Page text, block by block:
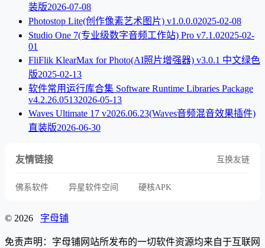
装版2026-07-08
Photostop Lite(创作像素艺术图片) v1.0.0.02025-02-08
Studio One 7(专业级数字音频工作站) Pro v7.1.02025-02-
01
FliFlik KlearMax for Photo(AI照片增强器) v3.0.1 中文绿色
版2025-02-13
软件常用运行库合集 Software Runtime Libraries Package
v4.2.26.05132026-05-13
Waves Ultimate 17 v2026.06.23(Waves音频混音效果插件)
直装版2026-06-30
友情链接 互换友链
佛系软件 异星软件空间 硬核APK
© 2026 字母铺
免责声明：字母铺网站所发布的一切软件资源均来自于互联网